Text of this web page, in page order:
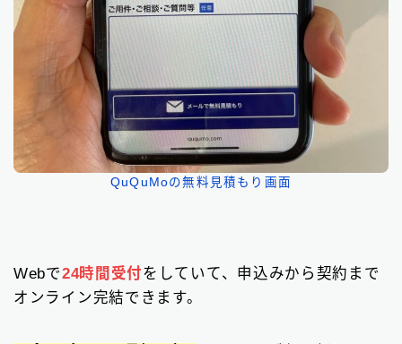
QuQuMoの無料見積もり画面
Webで24時間受付をしていて、申込みから契約まで
オンライン完結できます。